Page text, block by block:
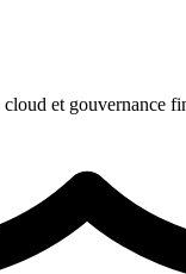
et gouvernance